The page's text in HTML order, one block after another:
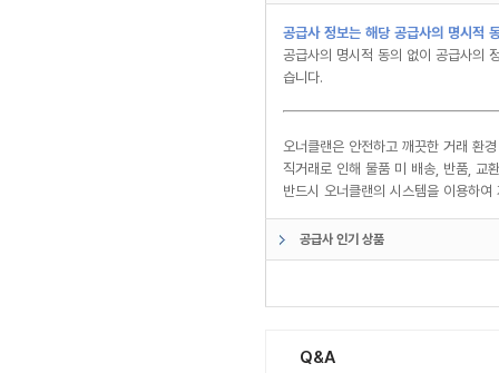
공급사 정보는 해당 공급사의 명시적
공급사의 명시적 동의 없이 공급사의
습니다.
오너클랜은 안전하고 깨끗한 거래 환
직거래로 인해 물품 미 배송, 반품, 교
반드시 오너클랜의 시스템을 이용하
공급사 인기 상품
Q&A